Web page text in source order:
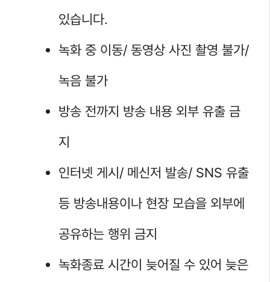
있습니다.
녹화 중 이동/ 동영상 사진 촬영 불가/
녹음 불가
방송 전까지 방송 내용 외부 유출 금
지
인터넷 게시/ 메신저 발송/ SNS 유출
등 방송내용이나 현장 모습을 외부에
공유하는 행위 금지
녹화종료 시간이 늦어질 수 있어 늦은